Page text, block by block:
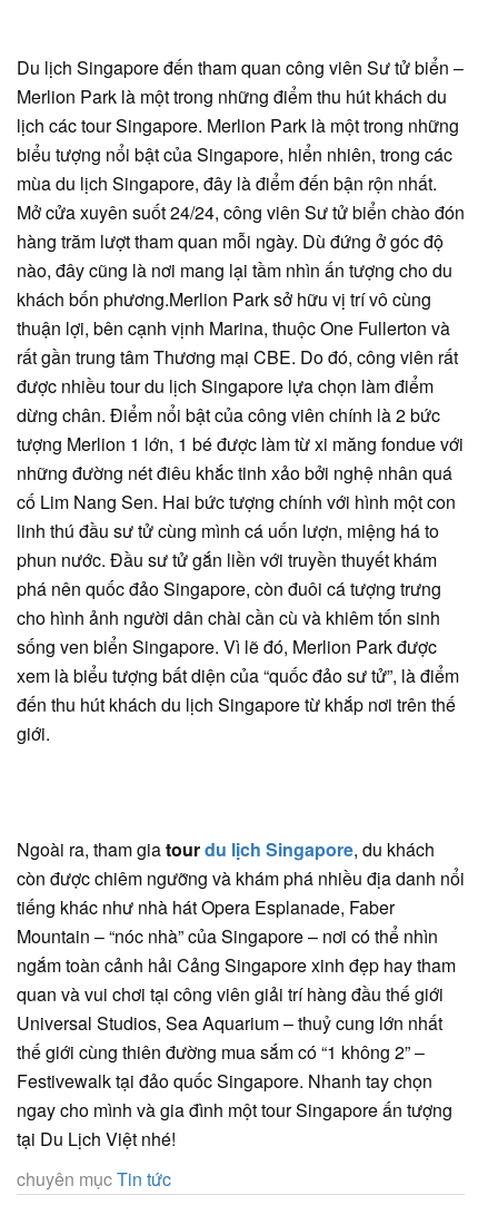
Du lịch Singapore đến tham quan công viên Sư tử biển –
Merlion Park là một trong những điểm thu hút khách du
lịch các tour Singapore. Merlion Park là một trong những
biểu tượng nổi bật của Singapore, hiển nhiên, trong các
mùa du lịch Singapore, đây là điểm đến bận rộn nhất.
Mở cửa xuyên suốt 24/24, công viên Sư tử biển chào đón
hàng trăm lượt tham quan mỗi ngày. Dù đứng ở góc độ
nào, đây cũng là nơi mang lại tầm nhìn ấn tượng cho du
khách bốn phương.Merlion Park sở hữu vị trí vô cùng
thuận lợi, bên cạnh vịnh Marina, thuộc One Fullerton và
rất gần trung tâm Thương mại CBE. Do đó, công viên rất
được nhiều tour du lịch Singapore lựa chọn làm điểm
dừng chân. Điểm nổi bật của công viên chính là 2 bức
tượng Merlion 1 lớn, 1 bé được làm từ xi măng fondue với
những đường nét điêu khắc tinh xảo bởi nghệ nhân quá
cố Lim Nang Sen. Hai bức tượng chính với hình một con
linh thú đầu sư tử cùng mình cá uốn lượn, miệng há to
phun nước. Đầu sư tử gắn liền với truyền thuyết khám
phá nên quốc đảo Singapore, còn đuôi cá tượng trưng
cho hình ảnh người dân chài cần cù và khiêm tốn sinh
sống ven biển Singapore. Vì lẽ đó, Merlion Park được
xem là biểu tượng bất diện của “quốc đảo sư tử”, là điểm
đến thu hút khách du lịch Singapore từ khắp nơi trên thế
giới.
Ngoài ra, tham giatourdu lịch Singapore, du khách
còn được chiêm ngưỡng và khám phá nhiều địa danh nổi
tiếng khác như nhà hát Opera Esplanade, Faber
Mountain – “nóc nhà” của Singapore – nơi có thể nhìn
ngắm toàn cảnh hải Cảng Singapore xinh đẹp hay tham
quan và vui chơi tại công viên giải trí hàng đầu thế giới
Universal Studios, Sea Aquarium – thuỷ cung lớn nhất
thế giới cùng thiên đường mua sắm có “1 không 2” –
Festivewalk tại đảo quốc Singapore. Nhanh tay chọn
ngay cho mình và gia đình một tour Singapore ấn tượng
tại Du Lịch Việt nhé!
chuyên mụcTin tức